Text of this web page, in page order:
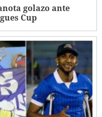
golazo ante
Cup